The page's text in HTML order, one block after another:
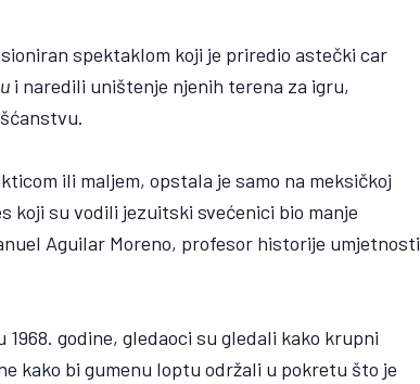
spektaklom koji je priredio astečki car
i naredili uništenje njenih terena za igru,
ili maljem, opstala je samo na meksičkoj
koji su vodili jezuitski svećenici bio manje
Aguilar Moreno, profesor historije umjetnosti
godine, gledaoci su gledali kako krupni
kako bi gumenu loptu održali u pokretu što je